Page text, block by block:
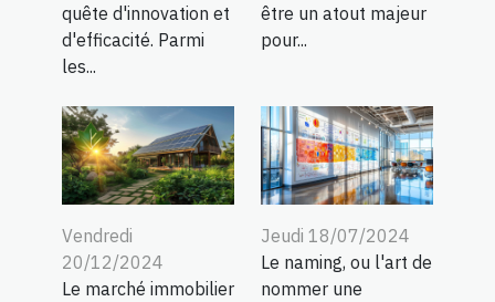
quête d'innovation et
d'efficacité. Parmi
les...
être un atout majeur
pour...
Vendredi
20/12/2024
Le marché immobilier
Jeudi 18/07/2024
Le naming, ou l'art de
nommer une